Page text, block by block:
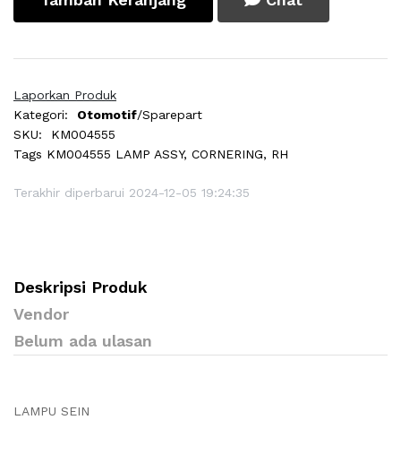
Laporkan Produk
Kategori:
Otomotif/Sparepart
SKU:
KM004555
Tags KM004555 LAMP ASSY, CORNERING, RH
Terakhir diperbarui 2024-12-05 19:24:35
Deskripsi Produk
Vendor
Belum ada ulasan
LAMPU SEIN